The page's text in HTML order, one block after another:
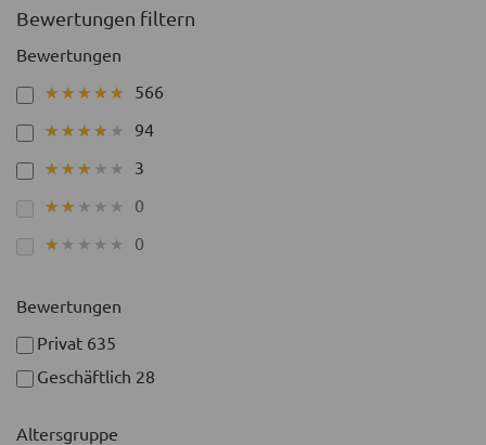
Bewertungen filtern
Bewertungen
★★★★★
★★★★★ 566
★★★★★
★★★★★ 94
★★★★★
★★★★★ 3
★★★★★
★★★★★ 0
★★★★★
★★★★★ 0
Bewertungen
Privat 635
Geschäftlich 28
Altersgruppe